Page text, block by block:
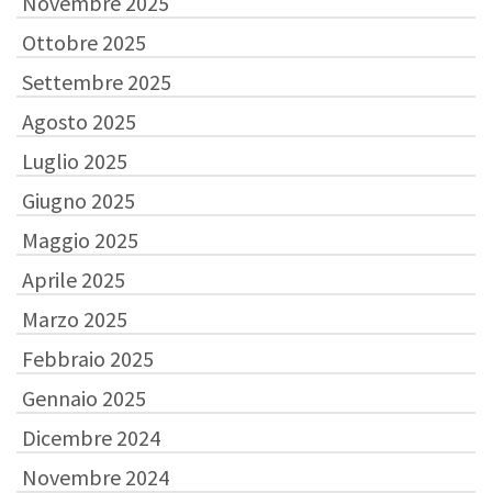
Ottobre 2025
Settembre 2025
Agosto 2025
Luglio 2025
Giugno 2025
Maggio 2025
Aprile 2025
Marzo 2025
Febbraio 2025
Gennaio 2025
Dicembre 2024
Novembre 2024